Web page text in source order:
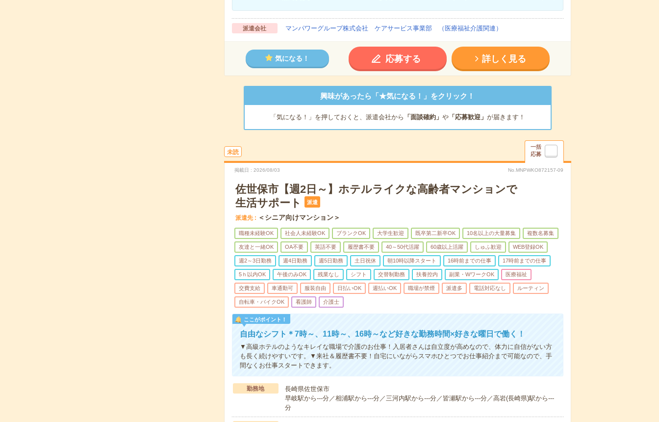
派遣会社 マンパワーグループ株式会社 ケアサービス事業部 （医療福祉介護関連）
気になる！ 応募する 詳しく見る
興味があったら「★気になる！」をクリック！
「気になる！」を押しておくと、派遣会社から 「面談確約」 や「応募歓迎」 が届きます！
未読
一括
応募
掲載日 2026/08/03 No.MNPWKO872157-09
佐世保市【週2日～】ホテルライクな高齢者マンションで
生活サポート
派遣
派遣先 ＜シニア向けマンション＞
職種未経験OK 社会人未経験OK ブランクOK 大学生歓迎 既卒第二新卒OK 10名以上の大量募集 複数名募集
友達と一緒OK OA不要 英語不要 履歴書不要 40～50代活躍 60歳以上活躍 しゅふ歓迎 WEB登録OK
週2～3日勤務 週4日勤務 週5日勤務 土日祝休 朝10時以降スタート 16時前までの仕事 17時前までの仕事
5ｈ以内OK 午後のみOK 残業なし シフト 交替制勤務 扶養控内 副業・WワークOK 医療福祉
交費支給 車通勤可 服装自由 日払いOK 週払いOK 職場が禁煙 派遣多 電話対応なし ルーティン
自転車・バイクOK 看護師 介護士
ここがポイント！
自由なシフト＊7時～、11時～、16時～など好きな勤務時間×好きな曜日で働く！
▼高級ホテルのようなキレイな職場で介護のお仕事！入居者さんは自立度が高めなので、体力に自信がない方
も長く続けやすいです。▼来社＆履歴書不要！自宅にいながらスマホひとつでお仕事紹介まで可能なので、手
間なくお仕事スタートできます。
勤務地
長崎県佐世保市
早岐駅から---分／相浦駅から---分／三河内駅から---分／皆瀬駅から---分／高岩(長崎県)駅から---
分